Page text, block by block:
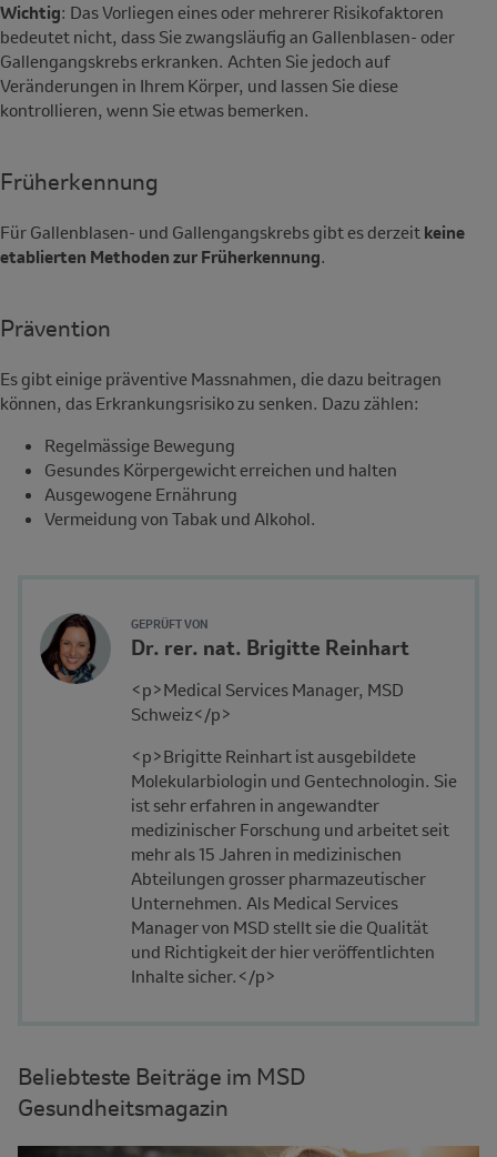
Wichtig: Das Vorliegen eines oder mehrerer Risikofaktoren
bedeutet nicht, dass Sie zwangsläufig an Gallenblasen- oder
Gallengangskrebs erkranken. Achten Sie jedoch auf
Veränderungen in Ihrem Körper, und lassen Sie diese
kontrollieren, wenn Sie etwas bemerken.
Früherkennung
Für Gallenblasen- und Gallengangskrebs gibt es derzeit keine
etablierten Methoden zur Früherkennung.
Prävention
Es gibt einige präventive Massnahmen, die dazu beitragen
können, das Erkrankungsrisiko zu senken. Dazu zählen:
Regelmässige Bewegung
Gesundes Körpergewicht erreichen und halten
Ausgewogene Ernährung
Vermeidung von Tabak und Alkohol.
GEPRÜFT VON
Author's
Avatar
Name
Affiliation
Dr. rer. nat. Brigitte Reinhart
Description
<p>Medical Services Manager, MSD
Schweiz</p>
<p>Brigitte Reinhart ist ausgebildete
Molekularbiologin und Gentechnologin. Sie
ist sehr erfahren in angewandter
medizinischer Forschung und arbeitet seit
mehr als 15 Jahren in medizinischen
Abteilungen grosser pharmazeutischer
Unternehmen. Als Medical Services
Manager von MSD stellt sie die Qualität
und Richtigkeit der hier veröffentlichten
Inhalte sicher.</p>
Beliebteste Beiträge im MSD
Gesundheitsmagazin